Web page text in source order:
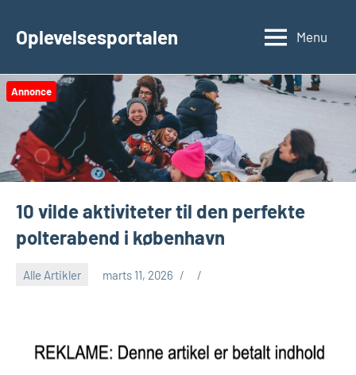
Oplevelsesportalen Menu
Annonce
10 vilde aktiviteter til den perfekte
polterabend i københavn
Alle Artikler marts 11, 2026